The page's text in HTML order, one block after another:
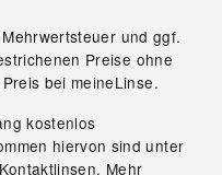
und ggf.
Preise ohne
bei meineLinse.
kostenlos
hiervon sind unter
Mehr